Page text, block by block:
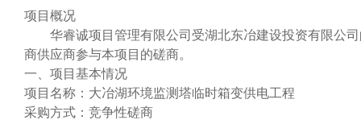
项目概况
华睿诚项目管理有限公司受湖北东冶建设投资有限公
商供应商参与本项目的磋商。
一、项目基本情况
项目名称：大冶湖环境监测塔临时箱变供电工程
采购方式：竞争性磋商